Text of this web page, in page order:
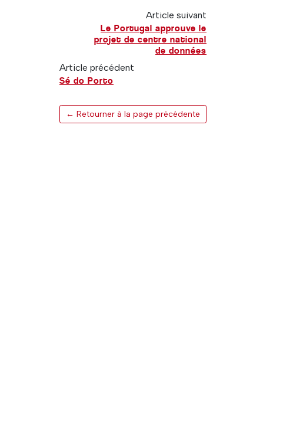
Article suivant
Le Portugal approuve le
projet de centre national
de données
Article précédent
Sé do Porto
← Retourner à la page précédente